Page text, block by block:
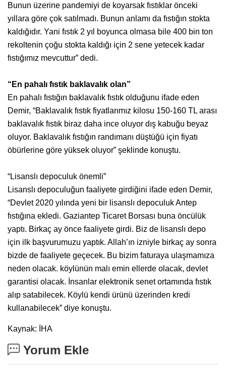
Bunun üzerine pandemiyi de koyarsak fıstıklar önceki
yıllara göre çok satılmadı. Bunun anlamı da fıstığın stokta
kaldığıdır. Yani fıstık 2 yıl boyunca olmasa bile 400 bin ton
rekoltenin çoğu stokta kaldığı için 2 sene yetecek kadar
fıstığımız mevcuttur” dedi.
“En pahalı fıstık baklavalık olan”
En pahalı fıstığın baklavalık fıstık olduğunu ifade eden
Demir, “Baklavalık fıstık fiyatlarımız kilosu 150-160 TL arası
baklavalık fıstık biraz daha ince oluyor dış kabuğu beyaz
oluyor. Baklavalık fıstığın randımanı düştüğü için fiyatı
öbürlerine göre yüksek oluyor” şeklinde konuştu.
“Lisanslı depoculuk önemli”
Lisanslı depoculuğun faaliyete girdiğini ifade eden Demir,
“Devlet 2020 yılında yeni bir lisanslı depoculuk Antep
fıstığına ekledi. Gaziantep Ticaret Borsası buna öncülük
yaptı. Birkaç ay önce faaliyete girdi. Biz de lisanslı depo
için ilk başvurumuzu yaptık. Allah’ın izniyle birkaç ay sonra
bizde de faaliyete geçecek. Bu bizim faturaya ulaşmamıza
neden olacak. köylünün malı emin ellerde olacak, devlet
garantisi olacak. İnsanlar elektronik senet ortamında fıstık
alıp satabilecek. Köylü kendi ürünü üzerinden kredi
kullanabilecek” diye konuştu.
Kaynak: İHA
Yorum Ekle